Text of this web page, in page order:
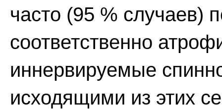
часто (95 % случаев)
соответственно
иннервируемые
исходящими из этих